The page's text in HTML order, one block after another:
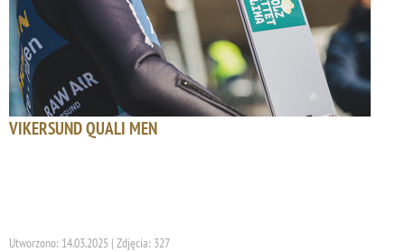
VIKERSUND QUALI MEN
Utworzono: 14.03.2025 | Zdjęcia: 327